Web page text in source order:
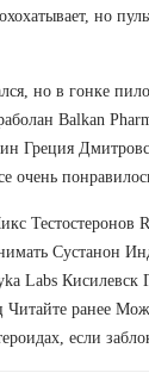
но
но в гонке
Balkan
Греция
очень
Тестостеронов
Сустанон
Labs Кисилевск
Читайте ранее
если